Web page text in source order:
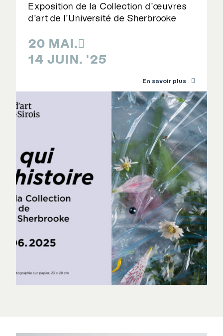
Exposition de la Collection d’œuvres
d’art de l’Université de Sherbrooke
20 MAI.
14 JUIN. '25
En savoir plus